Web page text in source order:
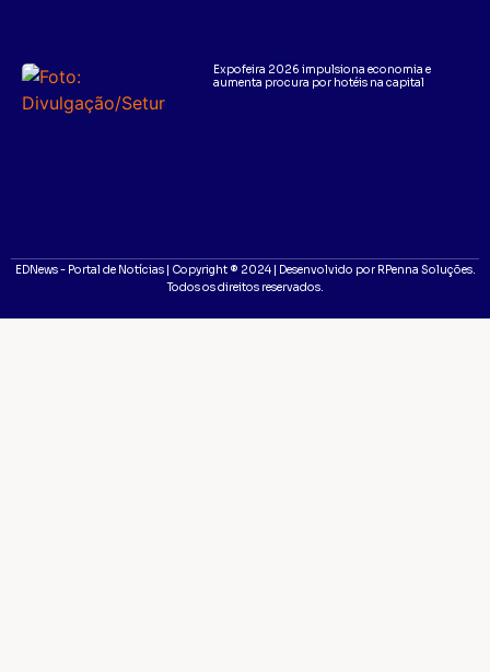
Expofeira 2026 impulsiona economia e
aumenta procura por hotéis na capital
EDNews - Portal de Notícias | Copyright ® 2024 | Desenvolvido por RPenna Soluções.
Todos os direitos reservados.